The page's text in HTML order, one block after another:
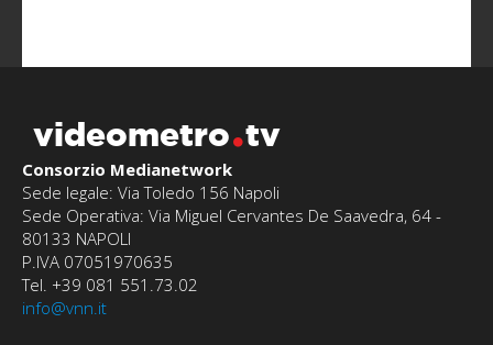
videometro tv
Consorzio Medianetwork
Sede legale: Via Toledo 156 Napoli
Sede Operativa: Via Miguel Cervantes De Saavedra, 64 -
80133 NAPOLI
P.IVA 07051970635
Tel. +39 081 551.73.02
info@vnn.it